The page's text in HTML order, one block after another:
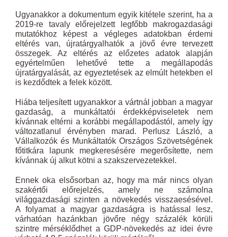
Ugyanakkor a dokumentum egyik kitétele szerint, ha a
2019-re tavaly előrejelzett legfőbb makrogazdasági
mutatókhoz képest a végleges adatokban érdemi
eltérés van, újratárgyalhatók a jövő évre tervezett
összegek. Az eltérés az előzetes adatok alapján
egyértelműen lehetővé tette a megállapodás
újratárgyalását, az egyeztetések az elmúlt hetekben el
is kezdődtek a felek között.
Hiába teljesített ugyanakkor a vártnál jobban a magyar
gazdaság, a munkáltatói érdekképviseletek nem
kívánnak eltérni a korábbi megállapodástól, amely így
változatlanul érvényben marad. Perlusz László, a
Vállalkozók és Munkáltatók Országos Szövetségének
főtitkára lapunk megkeresésére megerősítette, nem
kívánnak új alkut kötni a szakszervezetekkel.
Ennek oka elsősorban az, hogy ma már nincs olyan
szakértői előrejelzés, amely ne számolna
világgazdasági szinten a növekedés visszaesésével.
A folyamat a magyar gazdaságra is hatással lesz,
várhatóan hazánkban jövőre négy százalék körüli
szintre mérséklődhet a GDP-növekedés az idei évre